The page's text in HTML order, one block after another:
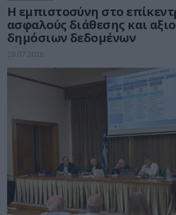
Η εμπιστοσύνη στο
ασφαλούς διάθεσης και
δημόσιων δεδομένων
28.07.2026